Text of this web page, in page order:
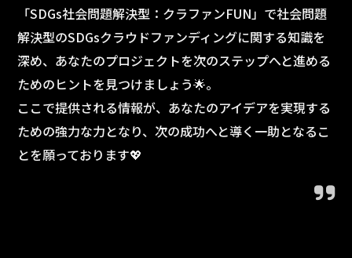
「SDGs社会問題解決型：クラファンFUN」で社会問題
解決型のSDGsクラウドファンディングに関する知識を
深め、あなたのプロジェクトを次のステップへと進める
ためのヒントを見つけましょう🌟。
ここで提供される情報が、あなたのアイデアを実現する
ための強力な力となり、次の成功へと導く一助となるこ
とを願っております💖